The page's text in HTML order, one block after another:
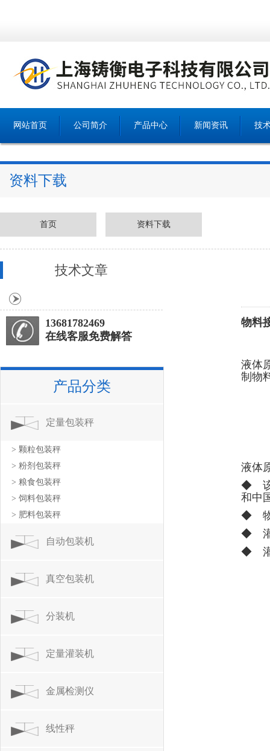
网站首页 公司简介 产品中心 新闻资讯 技
资料下载
首页 资料下载
物料
液体
制物
液体
◆ 该
和中
◆ 物
◆ 灌
◆ 灌
技术文章
13681782469
在线客服免费解答
产品分类
定量包装秤
> 颗粒包装秤
> 粉剂包装秤
> 粮食包装秤
> 饲料包装秤
> 肥料包装秤
自动包装机
真空包装机
分装机
定量灌装机
金属检测仪
线性秤